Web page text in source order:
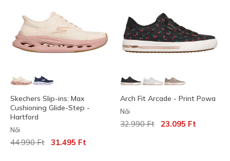
Skechers Slip-ins: Max
Cushioning Glide-Step -
Hartford
Női
Az ár a következőhöz képest csökkent:
44.990 Ft címzett:
31.495 Ft
Arch Fit Arcade - Print Powa
Női
Az ár a következőhöz képest
32.990 Ft címzett:
23.095 Ft